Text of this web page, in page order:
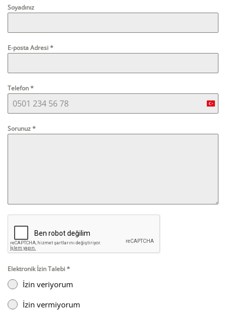
Soyadınız
E-posta Adresi*
Telefon*
Sorunuz*
Elektronik İzin Talebi*
İzin veriyorum
İzin vermiyorum